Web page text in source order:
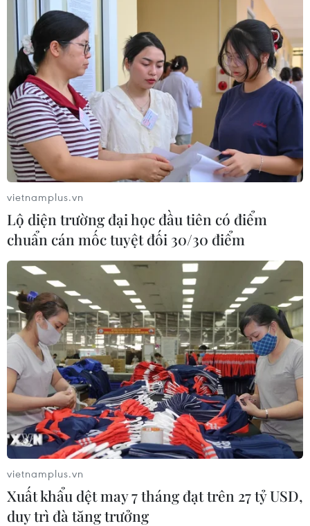
vietnamplus.vn
Lộ diện trường đại học đầu tiên có điểm
chuẩn cán mốc tuyệt đối 30/30 điểm
vietnamplus.vn
Xuất khẩu dệt may 7 tháng đạt trên 27 tỷ USD,
duy trì đà tăng trưởng